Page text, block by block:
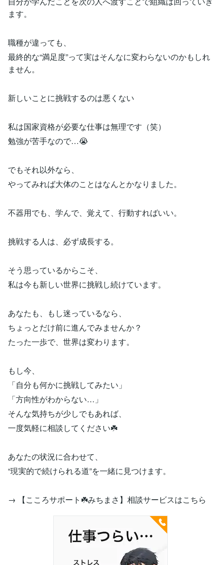
ます。
職種が違っても、
最終的な“満足度”って実はそんなに変わらないのかもしれ
ません。
新しいことに挑戦するのは悪くない
私は国家資格が必要な仕事は無理です（笑）
勉強が苦手なので…😭
でもそれ以外なら、
やってみれば大体のことはなんとかなりました。
不器用でも、学んで、覚えて、行動すればいい。
挑戦する人は、必ず成長する。
そう思っているからこそ、
私は今も新しい世界に挑戦し続けています。
あなたも、もし迷っているなら、
ちょっとだけ前に進んでみませんか？
たった一歩で、世界は変わります。
もし今、
「自分も何かに挑戦してみたい」
「方向性がわからない…」
そんな気持ちが少しでもあれば、
一度気軽に相談してください☘️
あなたの状況に合わせて、
“現実的で続けられる道”を一緒に見つけます。
→ 【こころサポート☘️みちまさ】相談サービスはこちら